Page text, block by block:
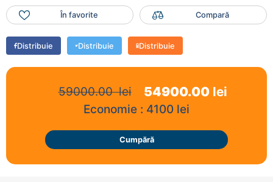
În favorite Compară
Distribuie Distribuie Distribuie
59000.00lei 54900.00lei
Economie : 4100 lei
Cumpără